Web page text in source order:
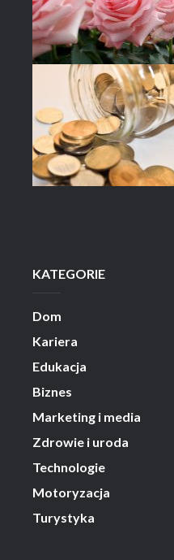
KATEGORIE
Dom
Kariera
Edukacja
Biznes
Marketing i media
Zdrowie i uroda
Technologie
Motoryzacja
Turystyka